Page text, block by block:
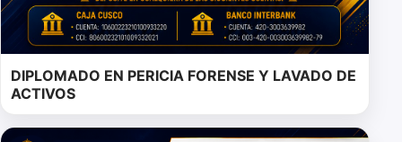
DIPLOMADO EN PERICIA FORENSE Y LAVADO DE
ACTIVOS